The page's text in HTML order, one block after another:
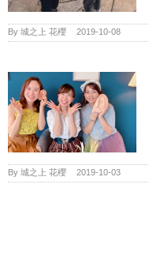
By 城之上 花櫻 2019-10-08
By 城之上 花櫻 2019-10-03